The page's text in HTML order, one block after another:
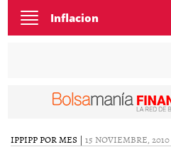
Toggle
navigation
Inflacion
IPPIPP POR MES | 15 NOVIEMBRE, 2010